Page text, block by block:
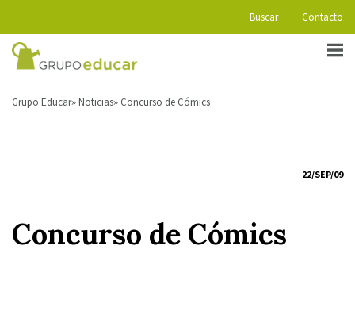
Buscar Contacto
Grupo Educar Noticias Concurso de Cómics
22/SEP/09
Concurso de Cómics